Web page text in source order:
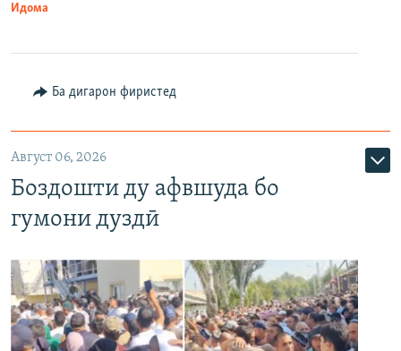
Идома
Ба дигарон фиристед
Август 06, 2026
Боздошти ду афвшуда бо
гумони дуздӣ